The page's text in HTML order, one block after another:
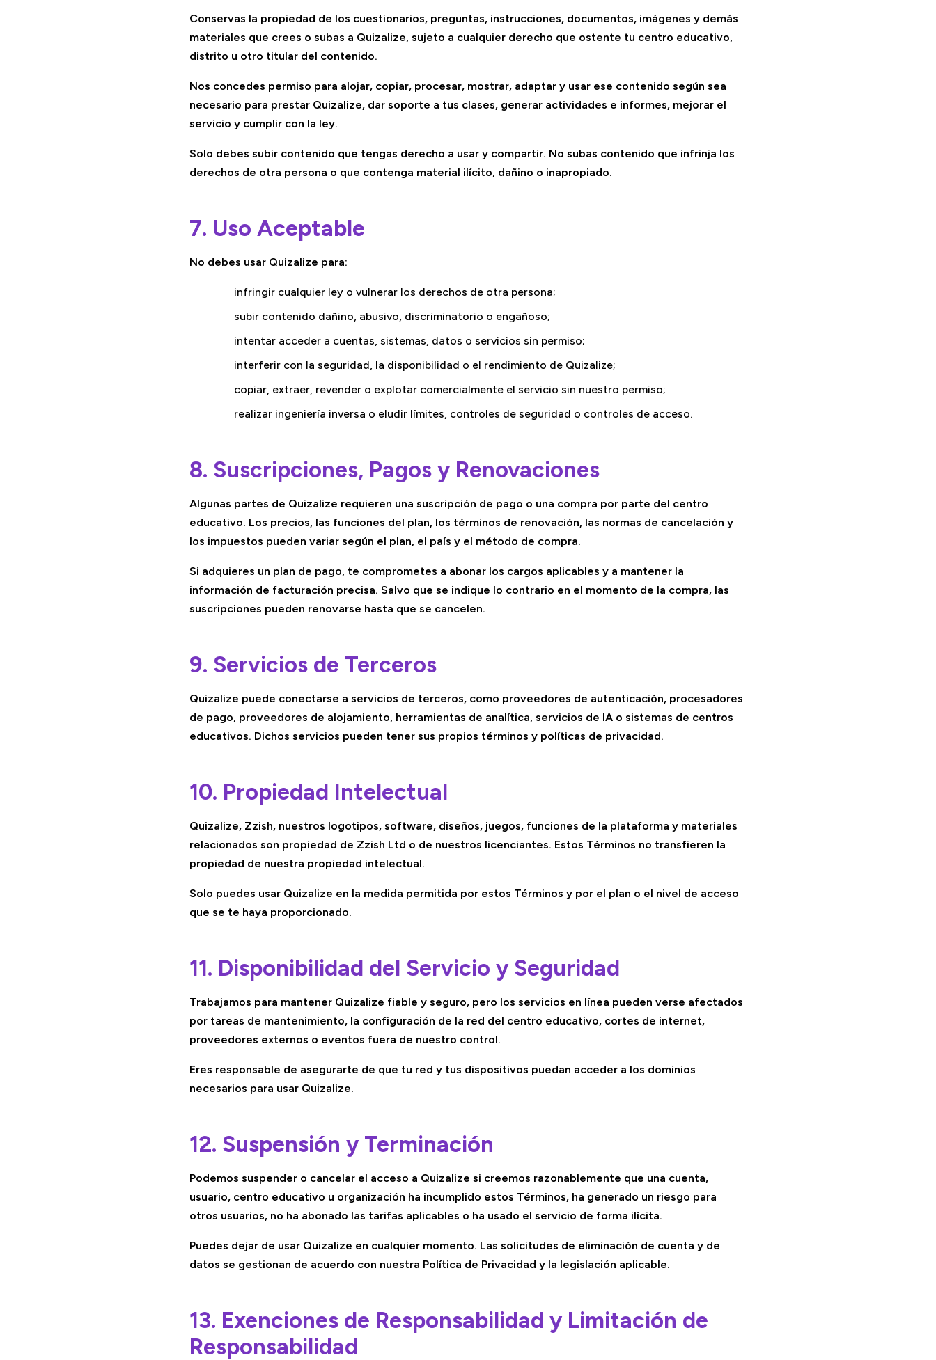
Conservas la propiedad de los cuestionarios, preguntas, instrucciones, documentos, imágenes y demás
materiales que crees o subas a Quizalize, sujeto a cualquier derecho que ostente tu centro educativo,
distrito u otro titular del contenido.
Nos concedes permiso para alojar, copiar, procesar, mostrar, adaptar y usar ese contenido según sea
necesario para prestar Quizalize, dar soporte a tus clases, generar actividades e informes, mejorar el
servicio y cumplir con la ley.
Solo debes subir contenido que tengas derecho a usar y compartir. No subas contenido que infrinja los
derechos de otra persona o que contenga material ilícito, dañino o inapropiado.
7. Uso Aceptable
No debes usar Quizalize para:
infringir cualquier ley o vulnerar los derechos de otra persona;
subir contenido dañino, abusivo, discriminatorio o engañoso;
intentar acceder a cuentas, sistemas, datos o servicios sin permiso;
interferir con la seguridad, la disponibilidad o el rendimiento de Quizalize;
copiar, extraer, revender o explotar comercialmente el servicio sin nuestro permiso;
realizar ingeniería inversa o eludir límites, controles de seguridad o controles de acceso.
8. Suscripciones, Pagos y Renovaciones
Algunas partes de Quizalize requieren una suscripción de pago o una compra por parte del centro
educativo. Los precios, las funciones del plan, los términos de renovación, las normas de cancelación y
los impuestos pueden variar según el plan, el país y el método de compra.
Si adquieres un plan de pago, te comprometes a abonar los cargos aplicables y a mantener la
información de facturación precisa. Salvo que se indique lo contrario en el momento de la compra, las
suscripciones pueden renovarse hasta que se cancelen.
9. Servicios de Terceros
Quizalize puede conectarse a servicios de terceros, como proveedores de autenticación, procesadores
de pago, proveedores de alojamiento, herramientas de analítica, servicios de IA o sistemas de centros
educativos. Dichos servicios pueden tener sus propios términos y políticas de privacidad.
10. Propiedad Intelectual
Quizalize, Zzish, nuestros logotipos, software, diseños, juegos, funciones de la plataforma y materiales
relacionados son propiedad de Zzish Ltd o de nuestros licenciantes. Estos Términos no transfieren la
propiedad de nuestra propiedad intelectual.
Solo puedes usar Quizalize en la medida permitida por estos Términos y por el plan o el nivel de acceso
que se te haya proporcionado.
11. Disponibilidad del Servicio y Seguridad
Trabajamos para mantener Quizalize fiable y seguro, pero los servicios en línea pueden verse afectados
por tareas de mantenimiento, la configuración de la red del centro educativo, cortes de internet,
proveedores externos o eventos fuera de nuestro control.
Eres responsable de asegurarte de que tu red y tus dispositivos puedan acceder a los dominios
necesarios para usar Quizalize.
12. Suspensión y Terminación
Podemos suspender o cancelar el acceso a Quizalize si creemos razonablemente que una cuenta,
usuario, centro educativo u organización ha incumplido estos Términos, ha generado un riesgo para
otros usuarios, no ha abonado las tarifas aplicables o ha usado el servicio de forma ilícita.
Puedes dejar de usar Quizalize en cualquier momento. Las solicitudes de eliminación de cuenta y de
datos se gestionan de acuerdo con nuestra Política de Privacidad y la legislación aplicable.
13. Exenciones de Responsabilidad y Limitación de
Responsabilidad